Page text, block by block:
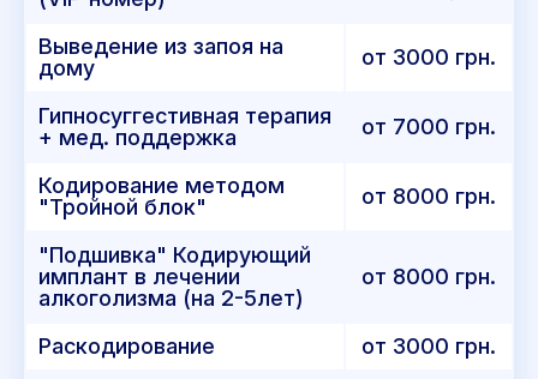
Выведение из запоя на
дому
от 3000 грн.
Гипносуггестивная терапия
+ мед. поддержка
от 7000 грн.
Кодирование методом
"Тройной блок"
от 8000 грн.
"Подшивка" Кодирующий
имплант в лечении
алкоголизма (на 2-5лет)
от 8000 грн.
Раскодирование
от 3000 грн.